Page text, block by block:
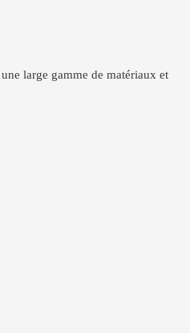
large gamme de matériaux et